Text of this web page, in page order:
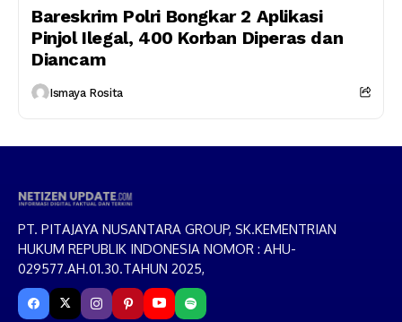
Bareskrim Polri Bongkar 2 Aplikasi
Pinjol Ilegal, 400 Korban Diperas dan
Diancam
Ismaya Rosita
PT. PITAJAYA NUSANTARA GROUP, SK.KEMENTRIAN
HUKUM REPUBLIK INDONESIA NOMOR : AHU-
029577.AH.01.30.TAHUN 2025,